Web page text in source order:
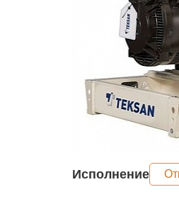
Исполнение